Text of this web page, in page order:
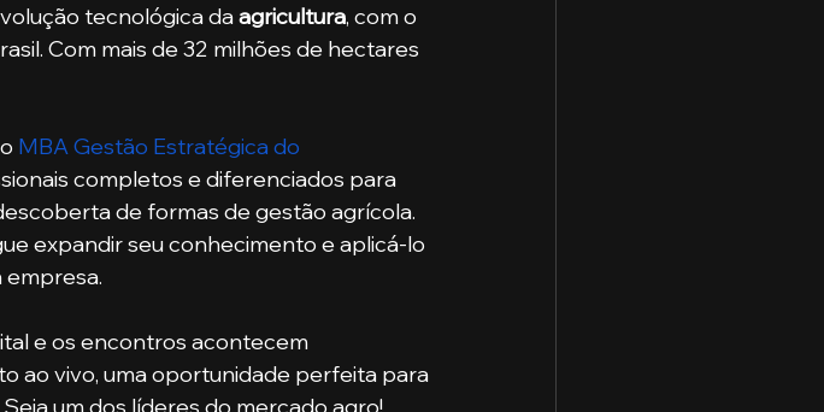
tecnológica da
agricultura, com o
Com mais de 32 milhões de hectares
MBA Gestão Estratégica do
completos e diferenciados para
de formas de gestão agrícola.
expandir seu conhecimento e aplicá-lo
empresa.
e os encontros acontecem
ao vivo, uma oportunidade perfeita para